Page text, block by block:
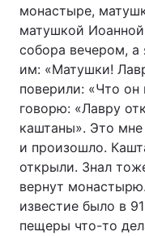
монастыре,
матушкой
собора вечером, а
им: «Матушки!
поверили: «Что он
говорю: «Лавру
каштаны». Это
и произошло.
открыли. Знал
вернут
известие было в
пещеры что-то